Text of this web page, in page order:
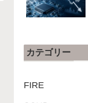
カテゴリー
FIRE